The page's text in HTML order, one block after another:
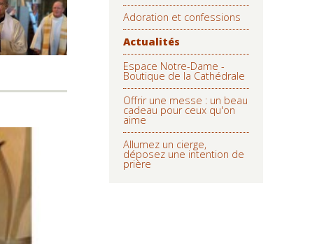
Adoration et confessions
Actualités
Espace Notre-Dame -
Boutique de la Cathédrale
Offrir une messe : un beau
cadeau pour ceux qu'on
aime
Allumez un cierge,
déposez une intention de
prière